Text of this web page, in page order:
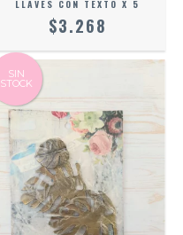
LLAVES CON TEXTO X 5
$3.268
SIN
STOCK